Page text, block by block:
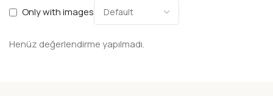
Only with images
Henüz değerlendirme yapılmadı.